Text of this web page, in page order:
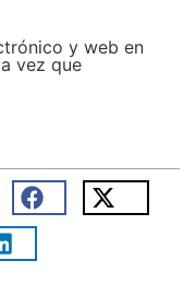
y web en
vez que